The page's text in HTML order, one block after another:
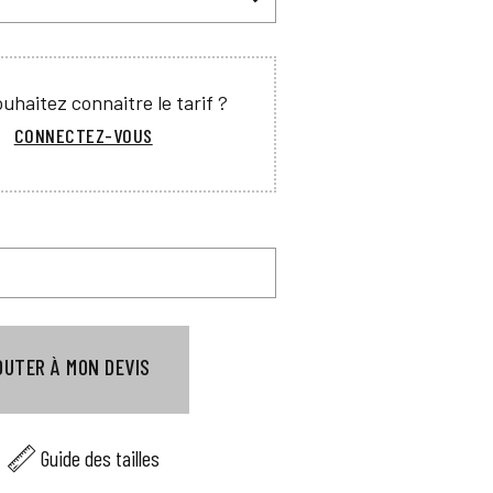
connaitre le tarif ?
CONNECTEZ-VOUS
À MON DEVIS
Guide des tailles